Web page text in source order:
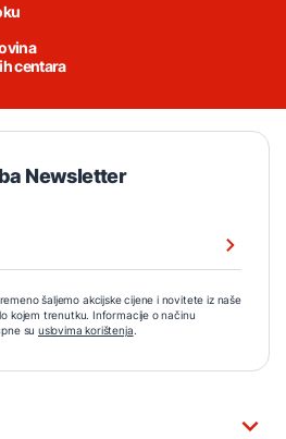
centara
Newsletter
šaljemo akcijske cijene i novitete iz naše
kojem trenutku. Informacije o načinu
su uslovima korištenja.